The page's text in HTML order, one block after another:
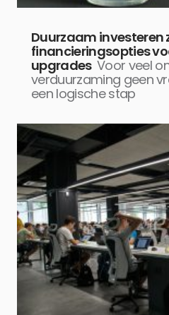
Duurzaam
financieringsopties
upgrades Voor veel
verduurzaming geen
een logische stap